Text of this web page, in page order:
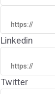
Linkedin
Twitter